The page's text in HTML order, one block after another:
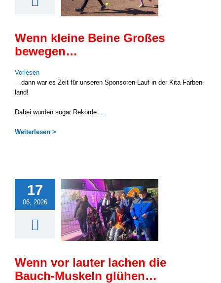
Wenn kleine Beine Großes
bewegen…
Vor­le­sen
…dann war es Zeit für unse­ren Sponsoren-Lauf in der Kita Far­ben­
land!
Dabei wur­den sogar Rekor­de …
Wei­ter­le­sen >
17
06, 2026
Wenn vor lauter lachen die
Bauch-Muskeln glühen…